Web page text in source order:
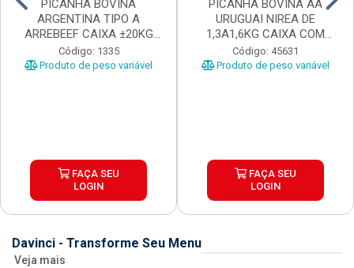
PICANHA BOVINA
ARGENTINA TIPO A
ARREBEEF CAIXA ±20KG
PEÇAS 1...
Código: 1335
Produto de peso variável
FAÇA SEU
LOGIN
PICANHA BOVINA AA
URUGUAI NIREA DE
1,3A1,6KG CAIXA COM
±15KG
Código: 45631
Produto de peso variável
FAÇA SEU
LOGIN
Davinci - Transforme Seu Menu
Veja mais